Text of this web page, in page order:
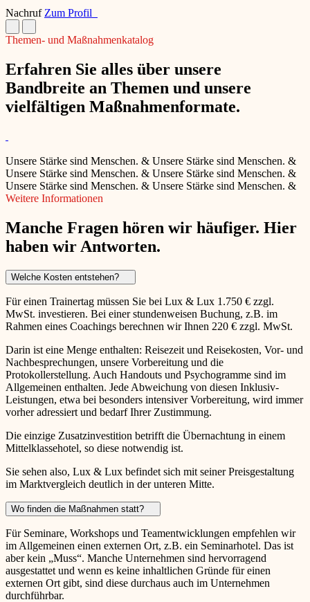
Nachruf Zum Profil
Themen- und Maßnahmenkatalog
Erfahren Sie alles über unsere
Bandbreite an Themen und unsere
vielfältigen Maßnahmenformate.
Unsere Stärke sind Menschen. & Unsere Stärke sind Menschen. &
Unsere Stärke sind Menschen. & Unsere Stärke sind Menschen. &
Unsere Stärke sind Menschen. & Unsere Stärke sind Menschen. &
Weitere Informationen
Manche Fragen hören wir häufiger. Hier
haben wir Antworten.
Welche Kosten entstehen?
Für einen Trainertag müssen Sie bei Lux & Lux 1.750 € zzgl.
MwSt. investieren. Bei einer stundenweisen Buchung, z.B. im
Rahmen eines Coachings berechnen wir Ihnen 220 € zzgl. MwSt.
Darin ist eine Menge enthalten: Reisezeit und Reisekosten, Vor- und
Nachbesprechungen, unsere Vorbereitung und die
Protokollerstellung. Auch Handouts und Psychogramme sind im
Allgemeinen enthalten. Jede Abweichung von diesen Inklusiv-
Leistungen, etwa bei besonders intensiver Vorbereitung, wird immer
vorher adressiert und bedarf Ihrer Zustimmung.
Die einzige Zusatzinvestition betrifft die Übernachtung in einem
Mittelklassehotel, so diese notwendig ist.
Sie sehen also, Lux & Lux befindet sich mit seiner Preisgestaltung
im Marktvergleich deutlich in der unteren Mitte.
Wo finden die Maßnahmen statt?
Für Seminare, Workshops und Teamentwicklungen empfehlen wir
im Allgemeinen einen externen Ort, z.B. ein Seminarhotel. Das ist
aber kein „Muss“. Manche Unternehmen sind hervorragend
ausgestattet und wenn es keine inhaltlichen Gründe für einen
externen Ort gibt, sind diese durchaus auch im Unternehmen
durchführbar.